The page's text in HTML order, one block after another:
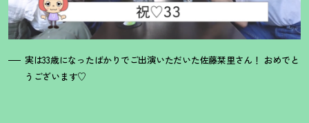
実は33歳になったばかりでご出演いただいた佐藤栞里さん ！ おめでと
うございます♡